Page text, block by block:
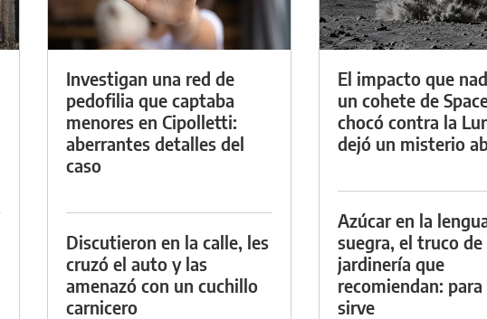
Investigan una red de
pedofilia que captaba
menores en Cipolletti:
aberrantes detalles del
caso
Discutieron en la calle, les
cruzó el auto y las
amenazó con un cuchillo
carnicero
El impacto que
un cohete de
chocó contra la
dejó un misterio
Azúcar en la
suegra, el truco de
jardinería que
recomiendan: para
sirve